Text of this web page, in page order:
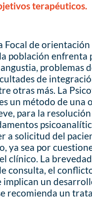
terapéuticos.
Focal de
población enfrenta
problemas
de
otras más. La
un método de una
para la
a solicitud del
ya sea por
clínico. La
consulta, el
implican un
recomienda un